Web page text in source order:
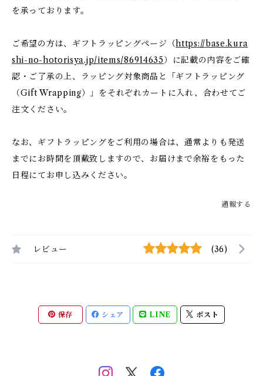
を承っております。
ご希望の方は、ギフトラッピングページ（https://base.kura
shi-no-hotorisya.jp/items/86914635）に記載の内容をご確
認・ご了承の上、ラッピング対象商品と「ギフトラッピング
（Gift Wrapping）」をそれぞれカートに入れ、合わせてご
注文ください。
なお、ギフトラッピングをご利用の場合は、通常よりも発送
までにお時間を頂戴致しますので、お届けまで余裕をもった
日程にてお申し込みください。
通報する
レビュー (36)
保存 シェア LINE ポスト